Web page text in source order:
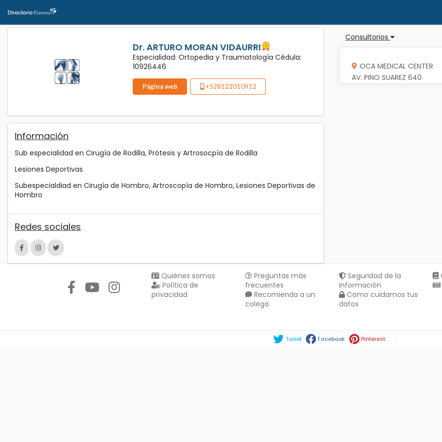
Consultorios
OCA MEDICAL CENTER
AV. PINO SUAREZ 640
Dr. ARTURO MORAN VIDAURRI
Especialidad: Ortopedia y Traumatología Cédula:
10926446
Página web +528122010912
Información
Sub especialidad en Cirugía de Rodilla, Prótesis y Artrosocpía de Rodilla
Lesiones Deportivas
Subespecialdiad en Cirugía de Hombro, Artroscopía de Hombro, Lesiones Deportivas de
Hombro
Redes sociales
Quiénes somos
Política de
privacidad
Preguntas más
frecuentes
Recomienda a un
colega
Seguridad de la
información
Como cuidamos tus
datos
Tweet Facebook Pinterest